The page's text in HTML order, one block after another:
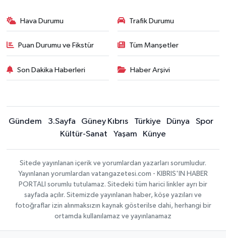
Hava Durumu Trafik Durumu
Puan Durumu ve Fikstür Tüm Manşetler
Son Dakika Haberleri Haber Arşivi
Gündem 3.Sayfa Güney Kıbrıs Türkiye Dünya
Spor
Kültür-Sanat
Yaşam Künye
Sitede yayınlanan içerik ve yorumlardan yazarları sorumludur.
Yayınlanan yorumlardan vatangazetesi.com - KIBRIS'IN HABER
PORTALI sorumlu tutulamaz. Sitedeki tüm harici linkler ayrı bir
sayfada açılır. Sitemizde yayınlanan haber, köşe yazıları ve
fotoğraflar izin alınmaksızın kaynak gösterilse dahi, herhangi bir
ortamda kullanılamaz ve yayınlanamaz